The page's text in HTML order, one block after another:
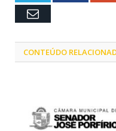
Email
CONTEÚDO